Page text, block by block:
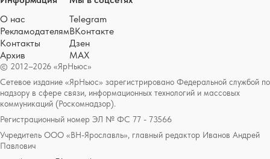
© 2012–2026 «ЯрНьюс»
Сетевое издание «ЯрНьюс» зарегистрировано Федеральной службой по
надзору в сфере связи, информационных технологий и массовых
коммуникаций (Роскомнадзор).
Регистрационный номер ЭЛ № ФС 77 - 73566
Учредитель ООО «ВН-Ярославль», главный редактор Иванов Андрей
Павлович
О нас
Рекламодателям
Контакты
Архив
Telegram
ВКонтакте
Дзен
MAX